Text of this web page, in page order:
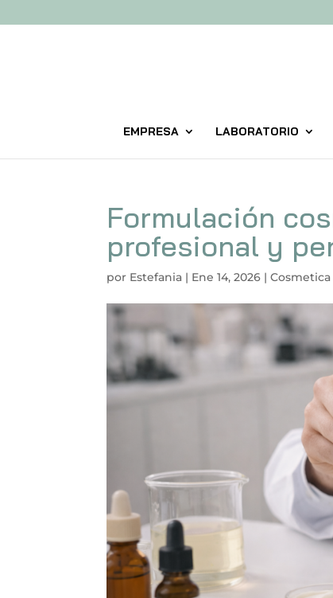
EMPRESA LABORATORIO
Formulación
profesional y
por Estefania | Ene 14, 2026 |Cosmetica